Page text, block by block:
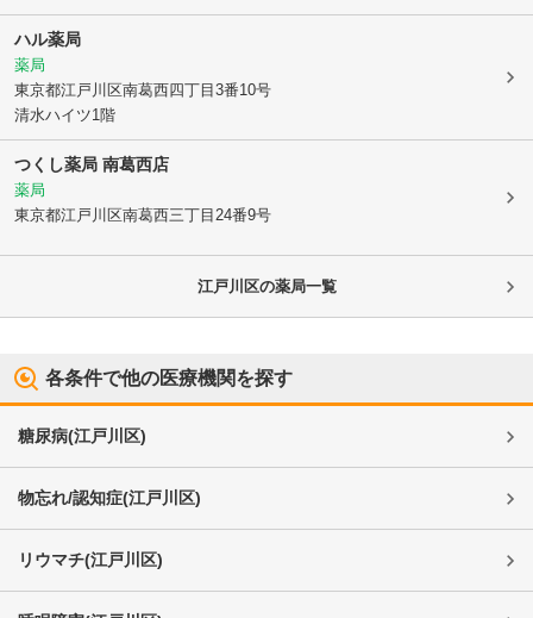
ハル薬局
薬局
東京都江戸川区南葛西四丁目3番10号
清水ハイツ1階
つくし薬局 南葛西店
薬局
東京都江戸川区南葛西三丁目24番9号
江戸川区の薬局一覧
各条件で他の医療機関を探す
糖尿病(江戸川区)
物忘れ/認知症(江戸川区)
リウマチ(江戸川区)